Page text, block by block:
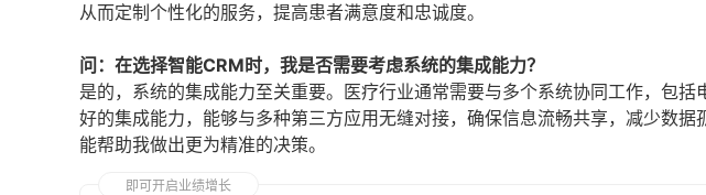
从而定制个性化的服务，提高患者满意度和忠诚度。
问：在选择智能CRM时，我是否需要考虑系统的集成能力？
是的，系统的集成能力至关重要。医疗行业通常需要与多个系统协同工作，包
好的集成能力，能够与多种第三方应用无缝对接，确保信息流畅共享，减少数
能帮助我做出更为精准的决策。
即可开启业绩增长